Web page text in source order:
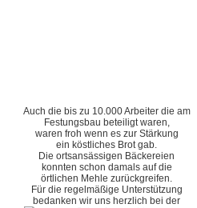
Auch die bis zu 10.000 Arbeiter die am
Festungsbau beteiligt waren,
waren froh wenn es zur Stärkung
ein köstliches Brot gab.
Die ortsansässigen Bäckereien
konnten schon damals auf die
örtlichen Mehle zurückgreifen.
Für die regelmäßige Unterstützung
bedanken wir uns herzlich bei der